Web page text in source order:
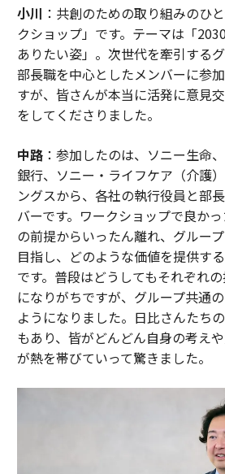
小川 ：共創のための取り組みのひ
クショップ」です。テーマは「
ありたい姿」。次世代を牽引する
部長職を中心としたメンバーに参
すが、皆さんが本当に活発に意見
をしてくださりました。
中路：参加したのは、ソニー生命
銀行、ソニー・ライフケア（介護
ングスから、各社の執行役員と部
バーです。ワークショップで良か
の前提からいったん離れ、グルー
目指し、どのような価値を提供す
です。普段はどうしてもそれぞれ
になりがちですが、グループ共通
ようになりました。日比さんたち
もあり、皆がどんどん自身の考え
が熱を帯びていって驚きました。